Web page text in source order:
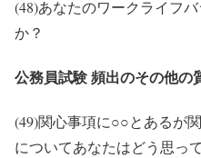
(48)あなたのワークライフ
か？
公務員試験 頻出のその他の
(49)関心事項に○○とあるが
についてあなたはどう思っ